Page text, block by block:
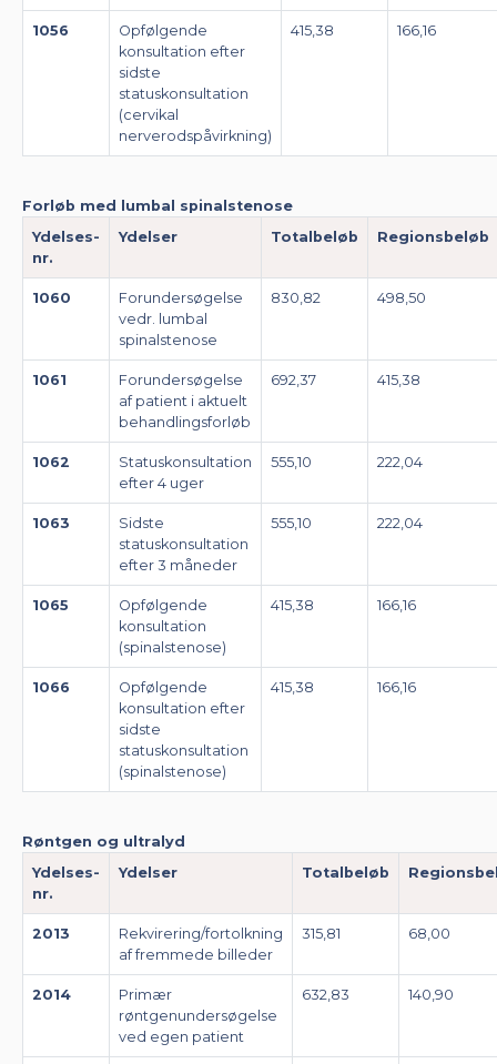
1056
Opfølgende
konsultation efter
sidste
statuskonsultation
(cervikal
nerverodspåvirkning)
415,38 166,16
Forløb med lumbal spinalstenose
Ydelses-
nr.
Ydelser Totalbeløb Regionsbeløb
1060
Forundersøgelse
vedr. lumbal
spinalstenose
830,82 498,50
1061
Forundersøgelse
af patient i aktuelt
behandlingsforløb
692,37 415,38
1062
Statuskonsultation
efter 4 uger
555,10 222,04
1063
Sidste
statuskonsultation
efter 3 måneder
555,10 222,04
1065
Opfølgende
konsultation
(spinalstenose)
415,38 166,16
1066
Opfølgende
konsultation efter
sidste
statuskonsultation
(spinalstenose)
415,38 166,16
Røntgen og ultralyd
Ydelses-
nr.
Ydelser Totalbeløb
2013
Rekvirering/fortolkning
af fremmede billeder
315,81 68,00
2014
Primær
røntgenundersøgelse
ved egen patient
632,83 140,90